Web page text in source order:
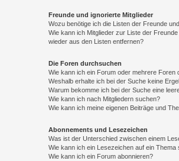
Freunde und ignorierte Mitglieder
Wozu benötige ich die Listen der Freunde
Wie kann ich Mitglieder zur Liste der
wieder aus den Listen entfernen?
Die Foren durchsuchen
Wie kann ich ein Forum oder mehrere Foren
Weshalb erhalte ich bei der Suche keine
Warum bekomme ich bei der Suche eine
Wie kann ich nach Mitgliedern suchen?
Wie kann ich meine eigenen Beiträge und
Abonnements und Lesezeichen
Was ist der Unterschied zwischen einem
Wie kann ich ein Lesezeichen auf ein
Wie kann ich ein Forum abonnieren?